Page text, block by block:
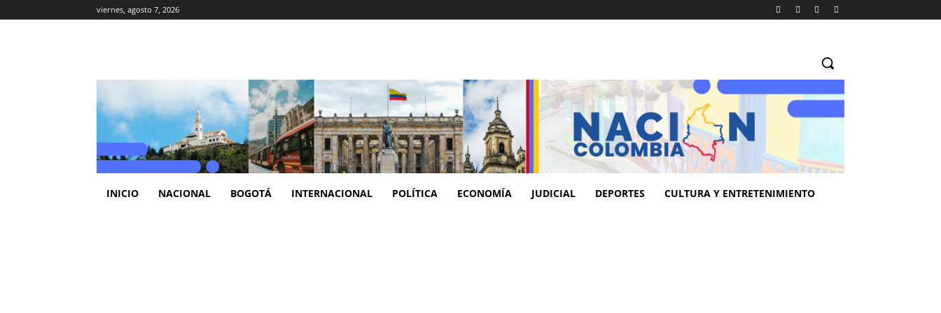
viernes, agosto 7, 2026
INICIO NACIONAL BOGOTÁ INTERNACIONAL POLÍTICA ECONOMÍA JUDICIAL DEPORTES CULTURA Y ENTRETENIMIENTO